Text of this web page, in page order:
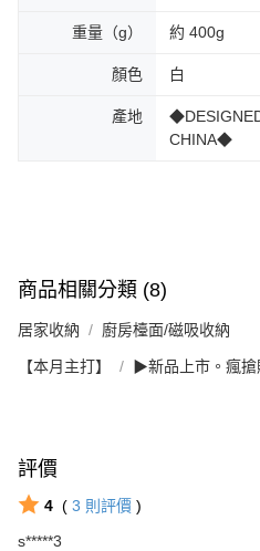
重量（g） 約 400g
顏色 白
產地
CHINA◆
商品相關分類 (8)
居家收納 廚房檯面/磁吸收納
【本月主打】 ▶新品上市。瘋搶
評價
4 ( 3 則評價 )
s*****3